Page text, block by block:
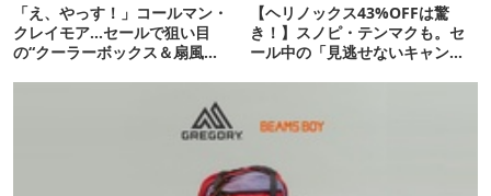
「え、やっす！」コールマン・
クレイモア…セールで狙い目
の“クーラーボックス＆扇風
【ヘリノックス43%OFFは驚
き！】スノピ・テンマクも。セ
ール中の「見逃せないキャンプ